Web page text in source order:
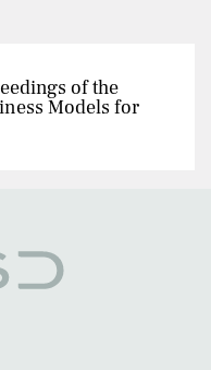
of the
Models for